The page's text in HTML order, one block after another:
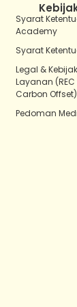
Syarat
Academy
Syarat
Legal &
Layanan (REC
Carbon Offset)
Pedoman